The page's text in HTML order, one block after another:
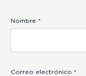
Nombre *
Correo electrónico *